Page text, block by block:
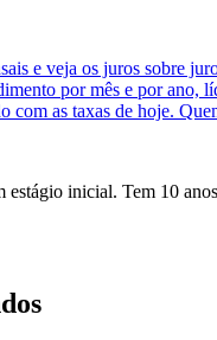
e veja os juros sobre
por mês e por ano,
com as taxas de hoje.
inicial. Tem 10